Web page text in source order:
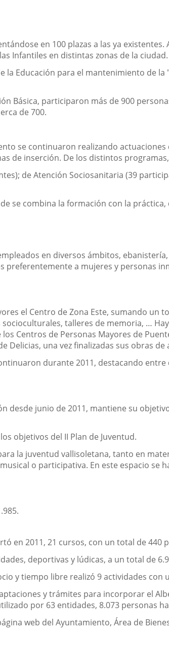
en 100 plazas a las ya
Infantiles en distintas zonas de la ciudad.
la Educación para el mantenimiento de
Básica, participaron más de 900
de 700.
se continuaron realizando
de inserción. De los distintos
de Atención Sociosanitaria (39
se combina la formación con la
en diversos ámbitos,
a mujeres y personas
el Centro de Zona Este, sumando
talleres de memoria, …
Centros de Personas Mayores de
una vez finalizadas sus obras de
durante 2011, destacando
desde junio de 2011, mantiene su
objetivos del II Plan de Juventud.
la juventud vallisoletana, tanto en
o participativa. En este espacio se
en 2011, 21 cursos, con un total de 440
deportivas y lúdicas, a un total de
y tiempo libre realizó 9 actividades con
y trámites para incorporar el
por 63 entidades, 8.073 personas
web del Ayuntamiento, Área de